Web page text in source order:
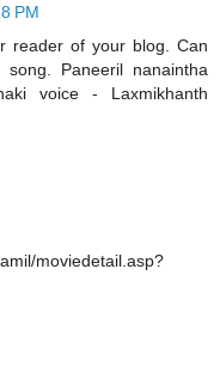
PM
reader of your blog. Can
Paneeril nanaintha
voice - Laxmikhanth
moviedetail.asp?